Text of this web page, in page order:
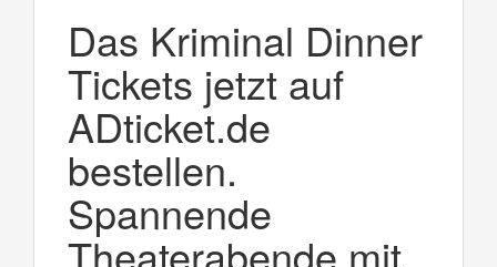
Das Kriminal Dinner
Tickets jetzt auf
ADticket.de
bestellen.
Spannende
Theaterabende mit